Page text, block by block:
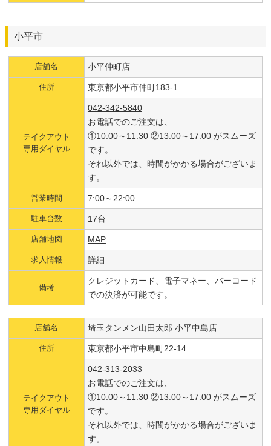
小平市
店舗名 小平仲町店
住所 東京都小平市仲町183-1
テイクアウト
専用ダイヤル
042-342-5840
お電話でのご注文は、
①10:00～11:30 ②13:00～17:00 がスムーズ
です。
それ以外では、時間がかかる場合がございま
す。
営業時間 7:00～22:00
駐車台数 17台
店舗地図 MAP
求人情報 詳細
備考
クレジットカード、電子マネー、バーコード
での決済が可能です。
店舗名 埼玉タンメン山田太郎 小平中島店
住所 東京都小平市中島町22-14
テイクアウト
専用ダイヤル
042-313-2033
お電話でのご注文は、
①10:00～11:30 ②13:00～17:00 がスムーズ
です。
それ以外では、時間がかかる場合がございま
す。